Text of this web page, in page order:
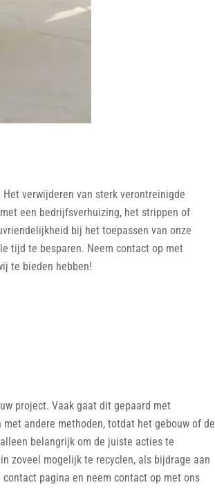
verwijderen van sterk verontreinigde
een bedrijfsverhuizing, het strippen of
bij het toepassen van onze
tijd te besparen. Neem contact op met
te bieden hebben!
project. Vaak gaat dit gepaard met
andere methoden, totdat het gebouw of de
belangrijk om de juiste acties te
zoveel mogelijk te recyclen, als bijdrage aan
pagina en neem contact op met ons